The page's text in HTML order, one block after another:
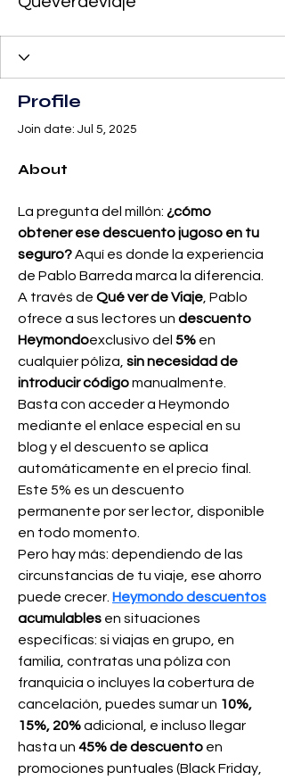
Profile
Join date: Jul 5, 2025
About
La pregunta del millón: ¿cómo
obtener ese descuento jugoso en tu
seguro? Aquí es donde la experiencia
de Pablo Barreda marca la diferencia.
A través de Qué ver de Viaje , Pablo
ofrece a sus lectores un descuento
Heymondoexclusivo del 5% en
cualquier póliza, sin necesidad de
introducir código manualmente.
Basta con acceder a Heymondo
mediante el enlace especial en su
blog y el descuento se aplica
automáticamente en el precio final.
Este 5% es un descuento
permanente por ser lector, disponible
en todo momento.
Pero hay más: dependiendo de las
circunstancias de tu viaje, ese ahorro
puede crecer. Heymondo descuentos
acumulables en situaciones
específicas: si viajas en grupo, en
familia, contratas una póliza con
franquicia o incluyes la cobertura de
cancelación, puedes sumar un 10%,
15%, 20% adicional, e incluso llegar
hasta un 45% de descuento en
promociones puntuales (Black Friday,